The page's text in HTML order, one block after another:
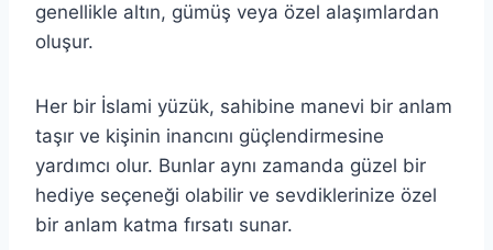
genellikle altın, gümüş veya özel alaşımlardan
oluşur.
Her bir İslami yüzük, sahibine manevi bir anlam
taşır ve kişinin inancını güçlendirmesine
yardımcı olur. Bunlar aynı zamanda güzel bir
hediye seçeneği olabilir ve sevdiklerinize özel
bir anlam katma fırsatı sunar.